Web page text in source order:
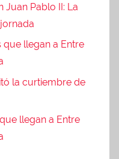
Juan Pablo II: La
que llegan a Entre
la curtiembre de
llegan a Entre